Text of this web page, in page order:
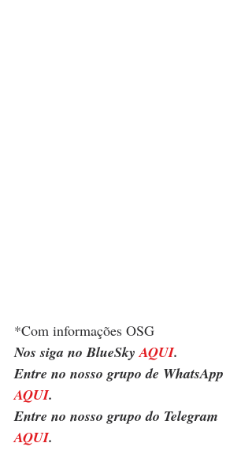
*Com informações OSG
Nos siga no BlueSky AQUI.
Entre no nosso grupo de WhatsApp
AQUI.
Entre no nosso grupo do Telegram
AQUI.